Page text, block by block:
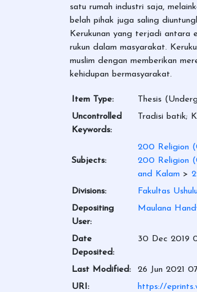
satu rumah industri saja,
belah pihak juga saling
Kerukunan yang terjadi antara
rukun dalam masyarakat.
muslim dengan memberikan
kehidupan bermasyarakat.
Item Type:
Thesis
Uncontrolled
Keywords:
Tradisi batik;
Subjects:
200 Religion
200 Religion
and Kalam >
Divisions:
Fakultas
Depositing
User:
Maulana
Date
Deposited:
30 Dec 2019
Last Modified:
26 Jun 2021
URI:
https://